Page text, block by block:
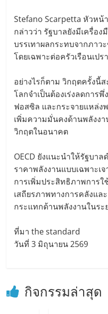
Stefano Scarpetta หัวหน้
กล่าวว่า รัฐบาลยังมีเครื่อ
บรรเทาผลกระทบจากภา
โดยเฉพาะต่อครัวเรือนเป
อย่างไรก็ตาม วิกฤตครั้งนี้
โลกจำเป็นต้องเร่งลดการพึ่
ฟอสซิล และกระจายแหล่ง
เพิ่มความมั่นคงด้านพลังง
วิกฤตในอนาคต
OECD ยังแนะนำให้รัฐบา
ราคาพลังงานแบบเฉพาะเ
การเพิ่มประสิทธิภาพการใ
เสถียรภาพทางการคลังแล
กระแทกด้านพลังงานในระ
ที่มา the standard
วันที่ 3 มิถุนายน 2569
กิจกรรมล่าสุด